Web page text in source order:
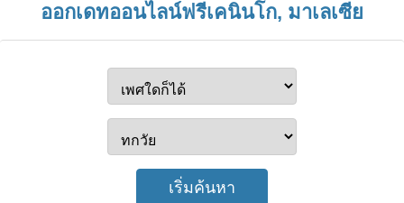
ออกเดทออนไลน์ฟรีเคนินโก, มาเลเซีย